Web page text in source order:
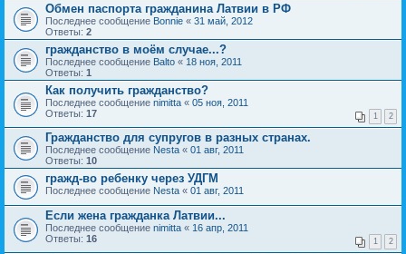
Обмен паспорта гражданина Латвии в РФ
Последнее сообщение Bonnie « 31 май, 2012
Ответы: 2
гражданство в моём случае...?
Последнее сообщение Balto « 18 ноя, 2011
Ответы: 1
Как получить гражданство?
Последнее сообщение nimitta « 05 ноя, 2011
Ответы: 17 1 2
Гражданство для супругов в разных странах.
Последнее сообщение Nesta « 01 авг, 2011
Ответы: 10
гражд-во ребенку через УДГМ
Последнее сообщение Nesta « 01 авг, 2011
Если жена гражданка Латвии...
Последнее сообщение nimitta « 16 апр, 2011
Ответы: 16 1 2